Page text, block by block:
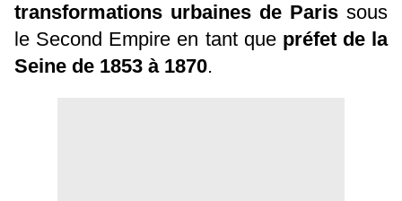
transformations urbaines de Paris sous
le Second Empire en tant que préfet de la
Seine de 1853 à 1870.